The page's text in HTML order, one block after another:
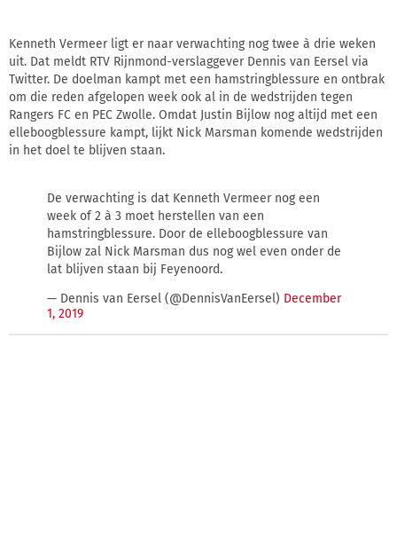
Kenneth Vermeer ligt er naar verwachting nog twee à drie weken
uit. Dat meldt RTV Rijnmond-verslaggever Dennis van Eersel via
Twitter. De doelman kampt met een hamstringblessure en ontbrak
om die reden afgelopen week ook al in de wedstrijden tegen
Rangers FC en PEC Zwolle. Omdat Justin Bijlow nog altijd met een
elleboogblessure kampt, lijkt Nick Marsman komende wedstrijden
in het doel te blijven staan.
De verwachting is dat Kenneth Vermeer nog een
week of 2 à 3 moet herstellen van een
hamstringblessure. Door de elleboogblessure van
Bijlow zal Nick Marsman dus nog wel even onder de
lat blijven staan bij Feyenoord.
— Dennis van Eersel (@DennisVanEersel) December
1, 2019